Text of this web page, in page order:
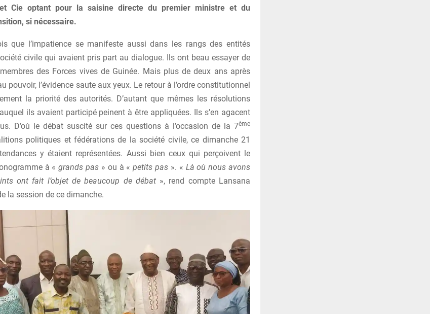
Cie optant pour la saisine directe du premier ministre et du
si nécessaire.
que l’impatience se manifeste aussi dans les rangs des entités
civile qui avaient pris part au dialogue. Ils ont beau essayer de
des Forces vives de Guinée. Mais plus de deux ans après
pouvoir, l’évidence saute aux yeux. Le retour à l’ordre constitutionnel
la priorité des autorités. D’autant que mêmes les résolutions
ils avaient participé peinent à être appliquées. Ils s’en agacent
D’où le débat suscité sur ces questions à l’occasion de la 7ème
politiques et fédérations de la société civile, ce dimanche 21
y étaient représentées. Aussi bien ceux qui perçoivent le
à «grands pas » ou à «petits pas ». « Là où nous avons
ont fait l’objet de beaucoup de débat», rend compte Lansana
la session de ce dimanche.